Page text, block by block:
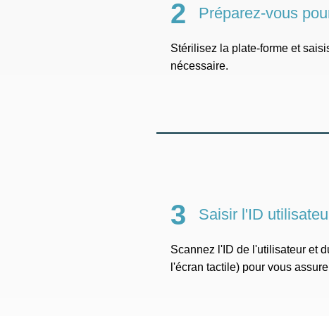
2 Préparez-vous
Stérilisez la plate-forme et
nécessaire.
3 Saisir l'ID
Scannez l'ID de l'utilisateur et
l'écran tactile) pour vous